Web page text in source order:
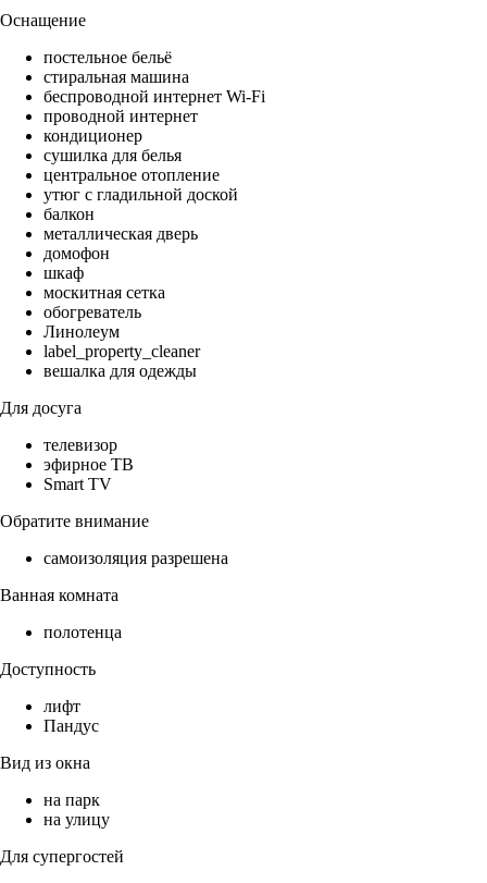
Оснащение
постельное бельё
стиральная машина
беспроводной интернет Wi-Fi
проводной интернет
кондиционер
сушилка для белья
центральное отопление
утюг с гладильной доской
балкон
металлическая дверь
домофон
шкаф
москитная сетка
обогреватель
Линолеум
label_property_cleaner
вешалка для одежды
Для досуга
телевизор
эфирное ТВ
Smart TV
Обратите внимание
самоизоляция разрешена
Ванная комната
полотенца
Доступность
лифт
Пандус
Вид из окна
на парк
на улицу
Для супергостей